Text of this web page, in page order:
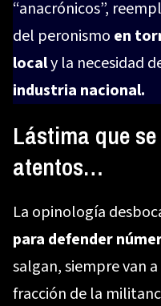
“anacrónicos”,
del peronismo en
localy la necesidad
industria nacional.
Lástima que
atentos…
La opinología
para defender
salgan, siempre van
fracción de la